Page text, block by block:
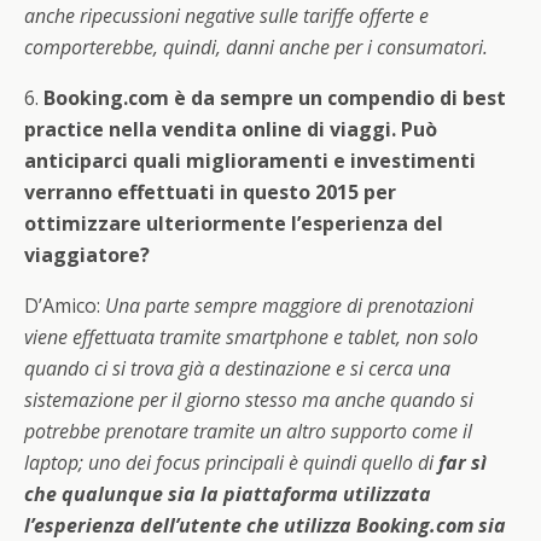
anche ripecussioni negative sulle tariffe offerte e
comporterebbe, quindi, danni anche per i consumatori.
6. Booking.com è da sempre un compendio di best
practice nella vendita online di viaggi. Può
anticiparci quali miglioramenti e investimenti
verranno effettuati in questo 2015 per
ottimizzare ulteriormente l’esperienza del
viaggiatore?
D’Amico: Una parte sempre maggiore di prenotazioni
viene effettuata tramite smartphone e tablet, non solo
quando ci si trova già a destinazione e si cerca una
sistemazione per il giorno stesso ma anche quando si
potrebbe prenotare tramite un altro supporto come il
laptop; uno dei focus principali è quindi quello difar sì
che qualunque sia la piattaforma utilizzata
l’esperienza dell’utente che utilizza Booking.com sia